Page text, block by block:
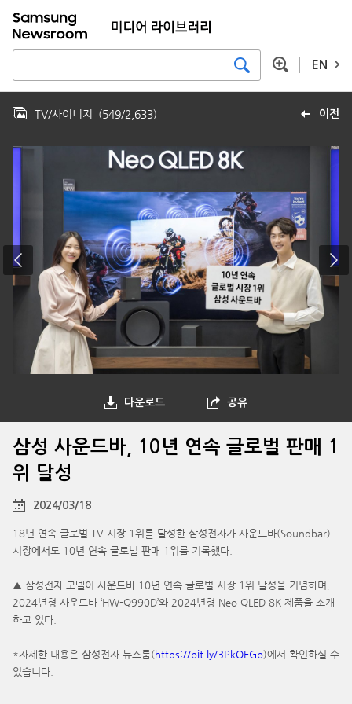
EN
이전
TV/사이니지 (549/2,633)
다운로드 공유
삼성 사운드바, 10년 연속 글로벌 판매 1
위 달성
2024/03/18
18년 연속 글로벌 TV 시장 1위를 달성한 삼성전자가 사운드바(Soundbar)
시장에서도 10년 연속 글로벌 판매 1위를 기록했다.
▲ 삼성전자 모델이 사운드바 10년 연속 글로벌 시장 1위 달성을 기념하며,
2024년형 사운드바 ‘HW-Q990D’와 2024년형 Neo QLED 8K 제품을 소개
하고 있다.
*자세한 내용은 삼성전자 뉴스룸(https://bit.ly/3PkOEGb)에서 확인하실 수
있습니다.